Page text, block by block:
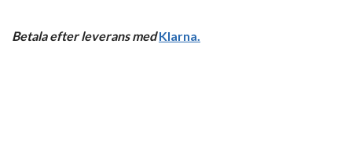
Betala efter leverans med Klarna.